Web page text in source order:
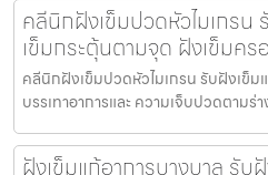
คลีนิกฝังเข็มปวดหัวไมเกรน
เข็มกระตุ้นตามจุด ฝังเข็มค
คลีนิกฝังเข็มปวดหัวไมเกรน รับฝังเข็ม
บรรเทาอาการและ ความเจ็บปวดตาม
ฝังเข็มแก้อาการบางบาล รับ